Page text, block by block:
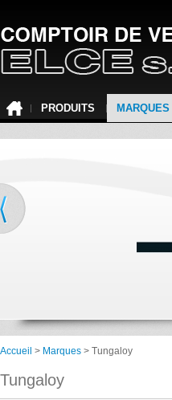
PRODUITS MARQUES
Accueil > Marques > Tungaloy
Tungaloy